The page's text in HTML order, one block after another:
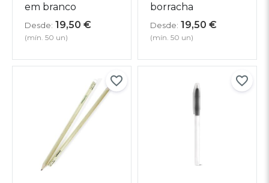
em branco
Desde: 19,50 €
(mín. 50 un)
borracha
Desde: 19,50 €
(mín. 50 un)